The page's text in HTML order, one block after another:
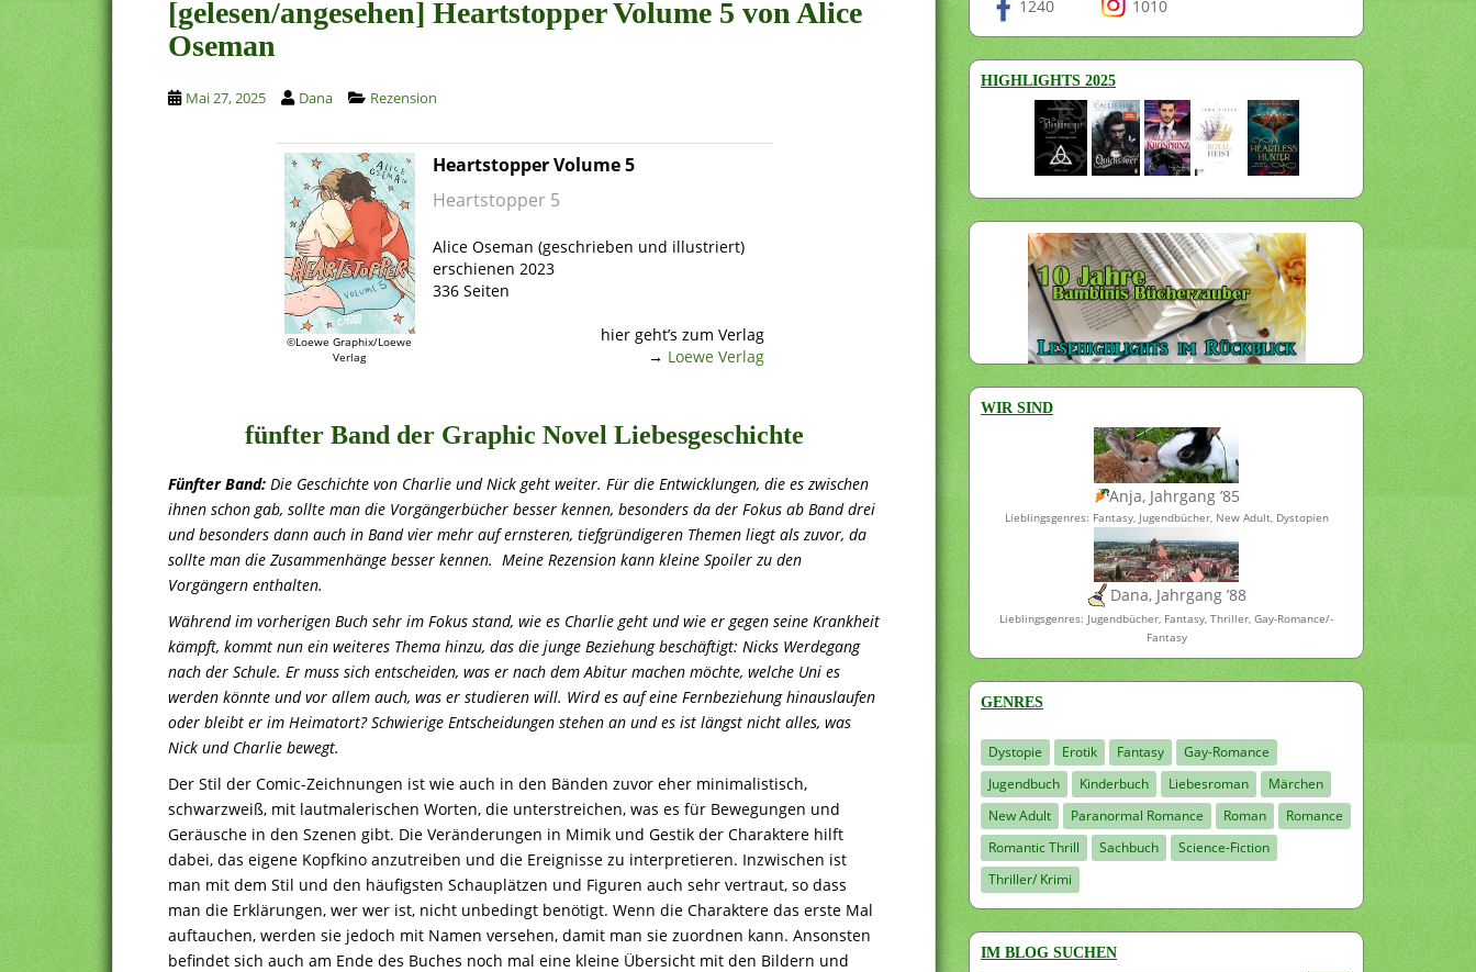
[gelesen/angesehen] Heartstopper Volume 5 von Alice
Oseman
Mai 27, 2025 Dana Rezension
©Loewe Graphix/Loewe
Verlag
Heartstopper Volume 5
Heartstopper 5
Alice Oseman (geschrieben und illustriert)
erschienen 2023
336 Seiten
hier geht’s zum Verlag
→ Loewe Verlag
fünfter Band der Graphic Novel Liebesgeschichte
Fünfter Band: Die Geschichte von Charlie und Nick geht weiter. Für die Entwicklungen, die es zwischen
ihnen schon gab, sollte man die Vorgängerbücher besser kennen, besonders da der Fokus ab Band drei
und besonders dann auch in Band vier mehr auf ernsteren, tiefgründigeren Themen liegt als zuvor, da
sollte man die Zusammenhänge besser kennen. Meine Rezension kann kleine Spoiler zu den
Vorgängern enthalten.
Während im vorherigen Buch sehr im Fokus stand, wie es Charlie geht und wie er gegen seine Krankheit
kämpft, kommt nun ein weiteres Thema hinzu, das die junge Beziehung beschäftigt: Nicks Werdegang
nach der Schule. Er muss sich entscheiden, was er nach dem Abitur machen möchte, welche Uni es
werden könnte und vor allem auch, was er studieren will. Wird es auf eine Fernbeziehung hinauslaufen
oder bleibt er im Heimatort? Schwierige Entscheidungen stehen an und es ist längst nicht alles, was
Nick und Charlie bewegt.
Der Stil der Comic-Zeichnungen ist wie auch in den Bänden zuvor eher minimalistisch,
schwarzweiß, mit lautmalerischen Worten, die unterstreichen, was es für Bewegungen und
Geräusche in den Szenen gibt. Die Veränderungen in Mimik und Gestik der Charaktere hilft
dabei, das eigene Kopfkino anzutreiben und die Ereignisse zu interpretieren. Inzwischen ist
man mit dem Stil und den häufigsten Schauplätzen und Figuren auch sehr vertraut, so dass
man die Erklärungen, wer wer ist, nicht unbedingt benötigt. Wenn die Charaktere das erste Mal
auftauchen, werden sie jedoch mit Namen versehen, damit man sie zuordnen kann. Ansonsten
befindet sich auch am Ende des Buches noch mal eine kleine Übersicht mit den Bildern und
1240 1010
HIGHLIGHTS 2025
WIR SIND
Anja, Jahrgang ’85
Lieblingsgenres: Fantasy, Jugendbücher, New Adult, Dystopien
Dana, Jahrgang ’88
Lieblingsgenres: Jugendbücher, Fantasy, Thriller, Gay-Romance/-
Fantasy
GENRES
Dystopie Erotik Fantasy
Gay-Romance
Jugendbuch
Kinderbuch Liebesroman
Märchen
New Adult
Paranormal Romance Roman
Romance
Romantic Thrill
Sachbuch
Science-Fiction
Thriller/ Krimi
IM BLOG SUCHEN